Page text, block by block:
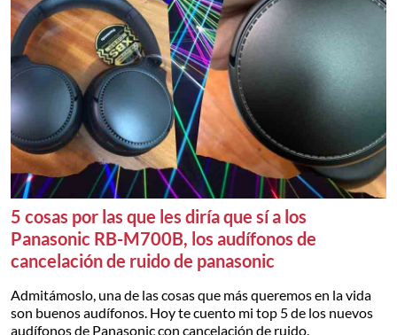
5 cosas por las que les diría que sí a los
Panasonic RB-M700B, los audífonos de
cancelación de ruido de panasonic
Admitámoslo, una de las cosas que más queremos en la vida
son buenos audífonos. Hoy te cuento mi top 5 de los nuevos
audífonos de Panasonic con cancelación de ruido.